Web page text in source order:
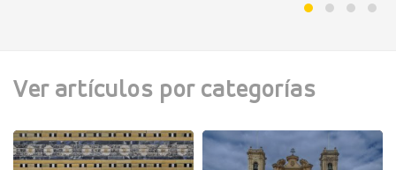
Ver artículos por categorías